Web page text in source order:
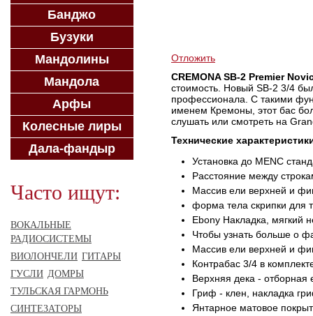
Отложить
CREMONA SB-2 Premier
стоимость. Новый SB-2 3/4
профессионала. С такими
именем Кремоны, этот бас
слушать или смотреть на
Технические
Установка до MENC
Расстояние между
Массив ели верхней и
форма тела скрипки для
Ebony Накладка, мягкий
Чтобы узнать больше о
Массив ели верхней и
Контрабас 3/4 в
Верхняя дека - отборная
Гриф - клен, накладка
Янтарное матовое
Банджо
Бузуки
Мандолины
Мандола
Арфы
Колесные лиры
Дала-фандыр
Часто ищут:
ВОКАЛЬНЫЕ
РАДИОСИСТЕМЫ
ВИОЛОНЧЕЛИ ГИТАРЫ
ГУСЛИ ДОМРЫ
ТУЛЬСКАЯ ГАРМОНЬ
СИНТЕЗАТОРЫ